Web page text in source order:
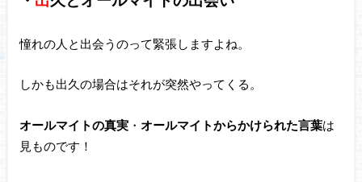
憧れの人と出会うのって緊張しますよね。
しかも出久の場合はそれが突然やってくる。
オールマイトの真実・ オールマイトからかけられた言葉は
見ものです！